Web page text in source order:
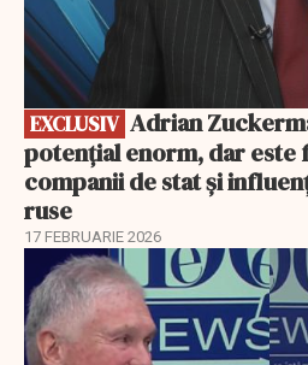
EXCLUSIV
potențial enorm, dar este
companii de stat și
ruse
17 FEBRUARIE 2026
EXCLUSIV